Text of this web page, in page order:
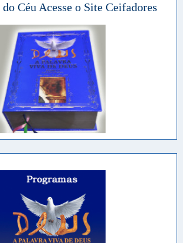
Céu Acesse o Site Ceifadores